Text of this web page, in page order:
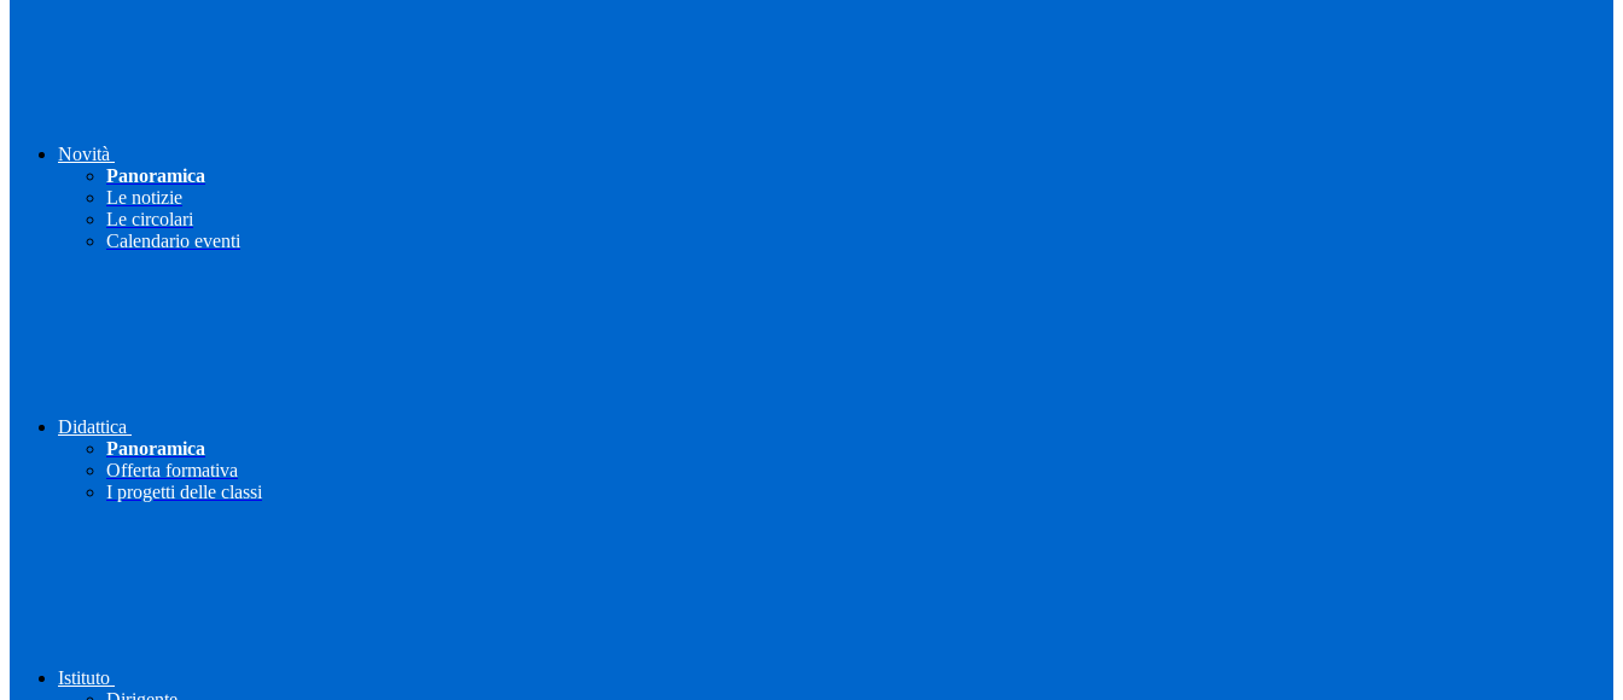
Novità
Panoramica
Le notizie
Le circolari
Calendario eventi
Didattica
Panoramica
Offerta formativa
I progetti delle classi
Istituto